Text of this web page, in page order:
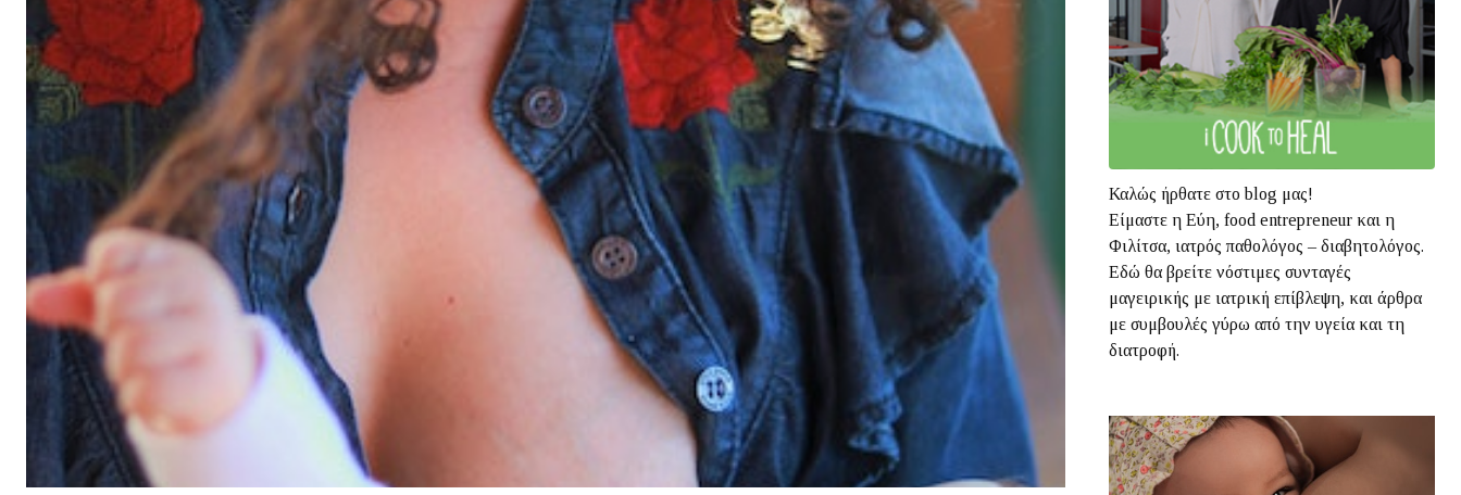
All air fryer Brunch
Cookies
Covid
Diet
Easter
Greek recipes in english
Russian
Smoothies
Tips Vegan
Vegetarian
Αβγά
Αδυνάτισμα
Αθλητική διατροφή
Βιταμίνες
Γλυκά
Γονιμότητα
Διαβήτης
Διατροφή
Εγκυμοσύνη
Ζυμαρικά
Θηλασμός
Καλοκαίρι
Κοτόπουλο
Κουζίνα
Λαχανικά
Μπέργκερ
Μπισκότα
Ξηροί καρποί και σπόροι
Οργάνωση
Όσπρια
Παιδιά
Παραδοσιακές συνταγές
Πάσχα
Πατάτα
Πίτσα
Πρωινό
Σαλάτα
Σάλτσα
Σνακ Σοκολάτα
Σούπα
Καλώς ήρθατε στο blog μας!
Είμαστε η Εύη, food entrepreneur και η
Φιλίτσα, ιατρός παθολόγος – διαβητολόγος.
Εδώ θα βρείτε νόστιμες συνταγές
μαγειρικής με ιατρική επίβλεψη, και άρθρα
με συμβουλές γύρω από την υγεία και τη
διατροφή.